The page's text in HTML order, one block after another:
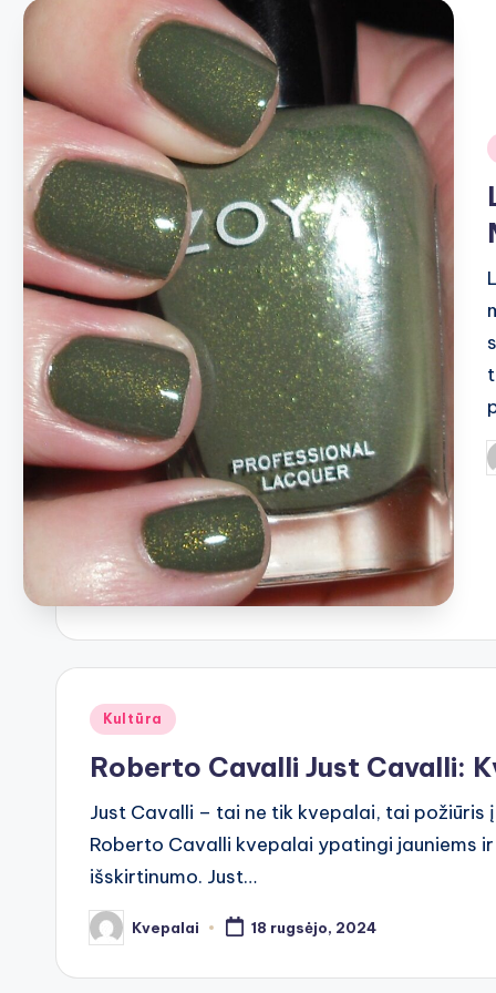
Posted
Kultūra
Roberto Cavalli Just Cavalli:
Just Cavalli – tai ne tik kvepalai, tai požiūris
Roberto Cavalli kvepalai ypatingi jauniems
išskirtinumo. Just…
Posted
by
Kvepalai 18 rugsėjo, 2024